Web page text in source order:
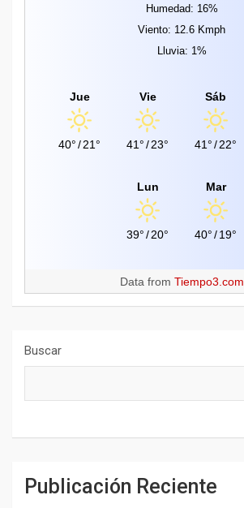
Humedad: 16%
Viento: 12.6 Kmph
Lluvia: 1%
Jue
40°/21°
Vie
41°/23°
Sáb
41°/22°
Lun
39°/20°
Mar
40°/19°
Data from Tiempo3.com
Buscar
Publicación Reciente